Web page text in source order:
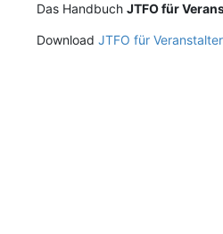
Das Handbuch JTFO für
Download JTFO für Veranstalter